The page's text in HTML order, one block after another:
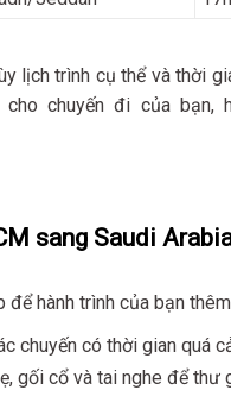
lịch trình cụ thể và thời
chuyến đi của bạn,
sang Saudi
để hành trình của bạn
chuyến có thời gian quá
gối cổ và tai nghe để thư